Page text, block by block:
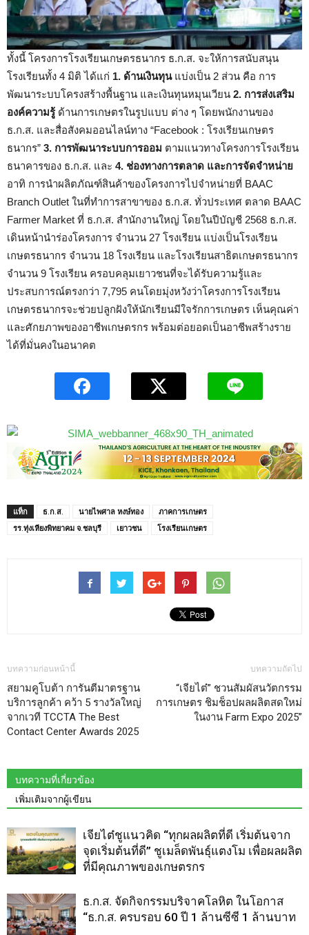
ทั้งนี้ โครงการโรงเรียนเกษตรธนากร ธ.ก.ส. จะให้การสนับสนุน
โรงเรียนทั้ง 4 มิติ ได้แก่ 1. ด้านเงินทุนแบ่งเป็น 2 ส่วน คือ การ
พัฒนาระบบโครงสร้างพื้นฐาน และเงินทุนหมุนเวียน 2. การส่งเสริม
องค์ความรู้ ด้านการเกษตรในรูปแบบ ต่าง ๆ โดยพนักงานของ
ธ.ก.ส. และสื่อสังคมออนไลน์ทาง “Facebook : โรงเรียนเกษตร
ธนากร” 3. การพัฒนาระบบการออม ตามแนวทางโครงการโรงเรียน
ธนาคารของ ธ.ก.ส. และ 4. ช่องทางการตลาด และการจัดจำหน่าย
อาทิ การนำผลิตภัณฑ์สินค้าของโครงการไปจำหน่ายที่ BAAC
Branch Outlet ในที่ทำการสาขาของ ธ.ก.ส. ทั่วประเทศ ตลาด BAAC
Farmer Market ที่ ธ.ก.ส. สำนักงานใหญ่ โดยในปีบัญชี 2568 ธ.ก.ส.
เดินหน้านำร่องโครงการ จำนวน 27 โรงเรียน แบ่งเป็นโรงเรียน
เกษตรธนากร จำนวน 18 โรงเรียน และโรงเรียนสาธิตเกษตรธนากร
จำนวน 9 โรงเรียน ครอบคลุมเยาวชนที่จะได้รับความรู้และ
ประสบการณ์ตรงกว่า 7,795 คนโดยมุ่งหวังว่าโครงการโรงเรียน
เกษตรธนากรจะช่วยปลูกฝังให้นักเรียนมีใจรักการเกษตร เห็นคุณค่า
และศักยภาพของอาชีพเกษตรกร พร้อมต่อยอดเป็นอาชีพสร้างราย
ได้ที่มั่นคงในอนาคต
แท็ก ธ.ก.ส. นายไพศาล หงษ์ทอง
ภาคการเกษตร
รร.ทุ่งเหียงพิทยาคม จ.ชลบุรี
เยาวชน โรงเรียนเกษตร
บทความก่อนหน้านี้
สยามคูโบต้า การันตีมาตรฐาน
บริการลูกค้า คว้า 5 รางวัลใหญ่
จากเวที TCCTA The Best
Contact Center Awards 2025
บทความถัดไป
“เจียไต๋” ชวนสัมผัสนวัตกรรม
การเกษตร ชิมช็อปผลผลิตสดใหม่
ในงาน Farm Expo 2025”
บทความที่เกี่ยวข้อง
เพิ่มเติมจากผู้เขียน
เจียไต๋ชูแนวคิด “ทุกผลผลิตที่ดี เริ่มต้นจาก
จุดเริ่มต้นที่ดี” ชูเมล็ดพันธุ์แตงโม เพื่อผลผลิต
ที่มีคุณภาพของเกษตรกร
ธ.ก.ส. จัดกิจกรรมบริจาคโลหิต ในโอกาส
“ธ.ก.ส. ครบรอบ 60 ปี 1 ล้านซีซี 1 ล้านบาท